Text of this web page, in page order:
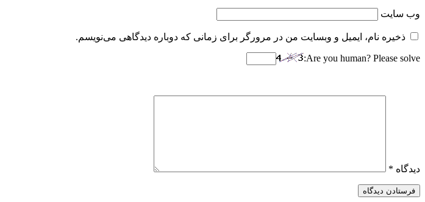
وب‌ سایت
ذخیره نام، ایمیل و وبسایت من در مرورگر برای زمانی که دوباره دیدگاهی می‌نویسم.
Are you human? Please solve:
دیدگاه *